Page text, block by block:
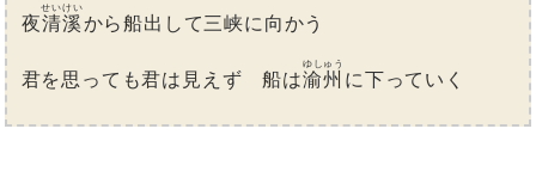
夜清溪
せいけい
から船出して三峡に向かう
君を思っても君は見えず 船は渝州
ゆしゅう
に下っていく